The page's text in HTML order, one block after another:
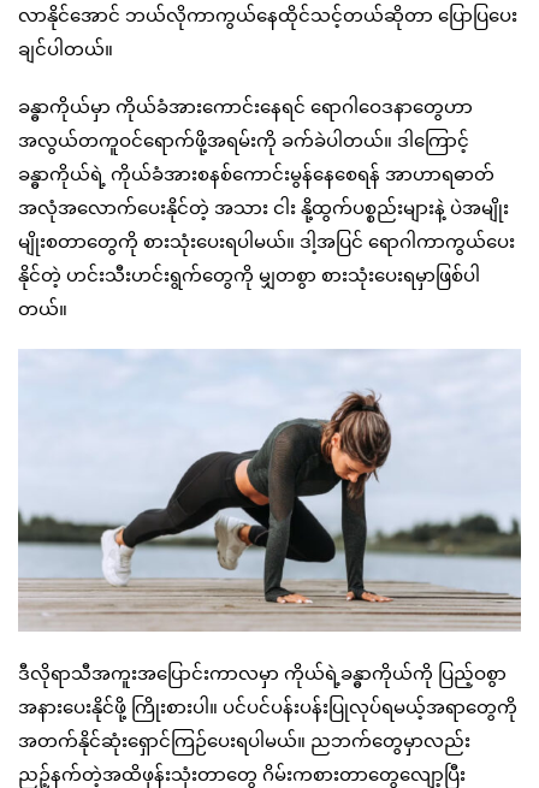
လာနိုင်အောင် ဘယ်လိုကာကွယ်နေထိုင်သင့်တယ်ဆိုတာ ပြောပြပေး
ချင်ပါတယ်။
ခန္ဓာကိုယ်မှာ ကိုယ်ခံအားကောင်းနေရင် ရောဂါဝေဒနာတွေဟာ
အလွယ်တကူဝင်ရောက်ဖို့အရမ်းကို ခက်ခဲပါတယ်။ ဒါကြောင့်
ခန္ဓာကိုယ်ရဲ့ ကိုယ်ခံအားစနစ်ကောင်းမွန်နေစေရန် အာဟာရဓာတ်
အလုံအလောက်ပေးနိုင်တဲ့ အသား ငါး နို့ထွက်ပစ္စည်းများနဲ့ ပဲအမျိုး
မျိုးစတာတွေကို စားသုံးပေးရပါမယ်။ ဒါ့အပြင် ရောဂါကာကွယ်ပေး
နိုင်တဲ့ ဟင်းသီးဟင်းရွက်တွေကို မျှတစွာ စားသုံးပေးရမှာဖြစ်ပါ
တယ်။
ဒီလိုရာသီအကူးအပြောင်းကာလမှာ ကိုယ်ရဲ့ခန္ဓာကိုယ်ကို ပြည့်ဝစွာ
အနားပေးနိုင်ဖို့ ကြိုးစားပါ။ ပင်ပင်ပန်းပန်းပြုလုပ်ရမယ့်အရာတွေကို
အတက်နိုင်ဆုံးရှောင်ကြဉ်ပေးရပါမယ်။ ညဘက်တွေမှာလည်း
ညဉ့်နက်တဲ့အထိဖုန်းသုံးတာတွေ ဂိမ်းကစားတာတွေလျော့ပြီး